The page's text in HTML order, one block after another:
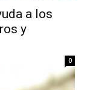
a los
y
0